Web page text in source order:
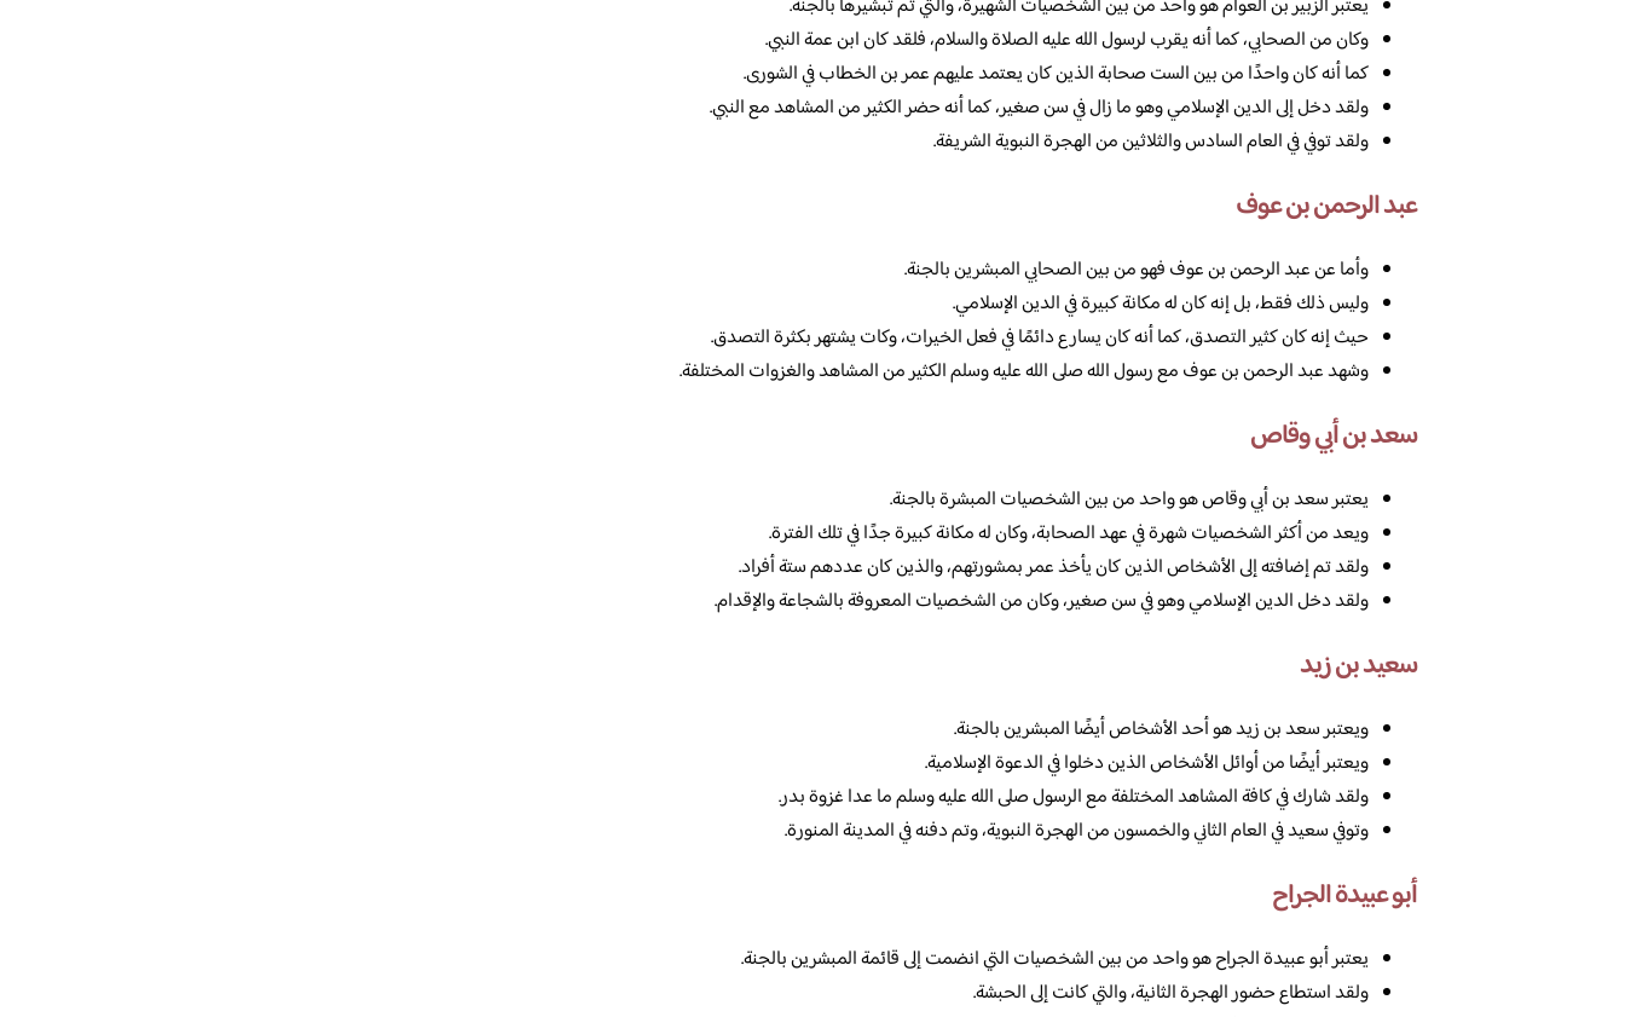
يعتبر الزبير بن العوام هو واحد من بين الشخصيات الشهيرة، والتي تم تبشيرها بالجنة.
وكان من الصحابي، كما أنه يقرب لرسول الله عليه الصلاة والسلام، فلقد كان ابن عمة النبي.
كما أنه كان واحدًا من بين الست صحابة الذين كان يعتمد عليهم عمر بن الخطاب في الشورى.
ولقد دخل إلى الدين الإسلامي وهو ما زال في سن صغير، كما أنه حضر الكثير من المشاهد مع النبي.
ولقد توفي في العام السادس والثلاثين من الهجرة النبوية الشريفة.
عبد الرحمن بن عوف
وأما عن عبد الرحمن بن عوف فهو من بين الصحابي المبشرين بالجنة.
وليس ذلك فقط، بل إنه كان له مكانة كبيرة في الدين الإسلامي.
حيث إنه كان كثير التصدق، كما أنه كان يسارع دائمًا في فعل الخيرات، وكات يشتهر بكثرة التصدق.
وشهد عبد الرحمن بن عوف مع رسول الله صلى الله عليه وسلم الكثير من المشاهد والغزوات المختلفة.
سعد بن أبي وقاص
يعتبر سعد بن أبي وقاص هو واحد من بين الشخصيات المبشرة بالجنة.
ويعد من أكثر الشخصيات شهرة في عهد الصحابة، وكان له مكانة كبيرة جدًا في تلك الفترة.
ولقد تم إضافته إلى الأشخاص الذين كان يأخذ عمر بمشورتهم، والذين كان عددهم ستة أفراد.
ولقد دخل الدين الإسلامي وهو في سن صغير، وكان من الشخصيات المعروفة بالشجاعة والإقدام.
سعيد بن زيد
ويعتبر سعد بن زيد هو أحد الأشخاص أيضًا المبشرين بالجنة.
ويعتبر أيضًا من أوائل الأشخاص الذين دخلوا في الدعوة الإسلامية.
ولقد شارك في كافة المشاهد المختلفة مع الرسول صلى الله عليه وسلم ما عدا غزوة بدر.
وتوفي سعيد في العام الثاني والخمسون من الهجرة النبوية، وتم دفنه في المدينة المنورة.
أبو عبيدة الجراح
يعتبر أبو عبيدة الجراح هو واحد من بين الشخصيات التي انضمت إلى قائمة المبشرين بالجنة.
ولقد استطاع حضور الهجرة الثانية، والتي كانت إلى الحبشة.